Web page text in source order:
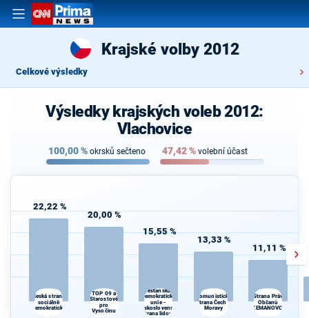
Krajské volby 2012
Celkové výsledky
Výsledky krajských voleb 2012:
Vlachovice
100,00% okrsků sečteno 47,42% volební účast
22,22 %
Česká strana
sociálně
demokratická
20,00 %
TOP 09 a
Starostové
pro
Vysočinu
15,55 %
Křesťanská a
demokratická
unie -
Československá
strana lidová
13,33 %
Komunistická
strana Čech a
Moravy
11,11 %
Strana Práv
Občanů
ZEMANOVCI